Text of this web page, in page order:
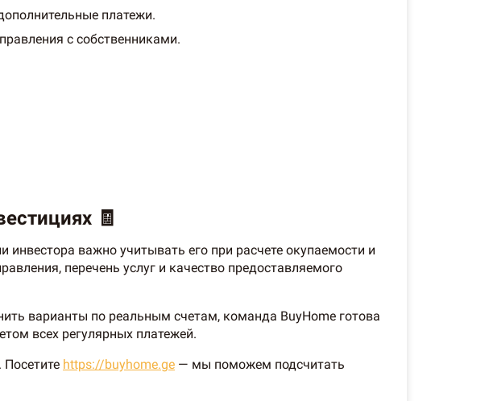
платежи.
с собственниками.
🧾
важно учитывать его при расчете окупаемости и
перечень услуг и качество предоставляемого
варианты по реальным счетам, команда BuyHome готова
всех регулярных платежей.
https://buyhome.ge — мы поможем подсчитать